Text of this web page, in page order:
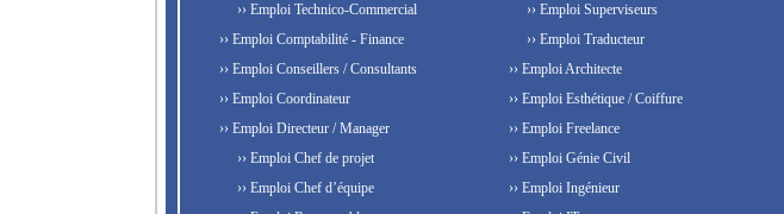
›› Emploi Technico-Commercial
›› Emploi Comptabilité - Finance
›› Emploi Conseillers / Consultants
›› Emploi Coordinateur
›› Emploi Directeur / Manager
›› Emploi Chef de projet
›› Emploi Chef d’équipe
›› Emploi Superviseurs
›› Emploi Traducteur
›› Emploi Architecte
›› Emploi Esthétique / Coiffure
›› Emploi Freelance
›› Emploi Génie Civil
›› Emploi Ingénieur